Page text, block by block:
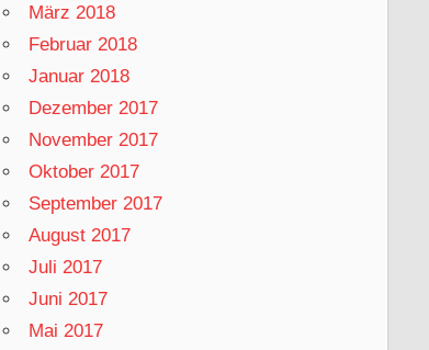
März 2018
Februar 2018
Januar 2018
Dezember 2017
November 2017
Oktober 2017
September 2017
August 2017
Juli 2017
Juni 2017
Mai 2017